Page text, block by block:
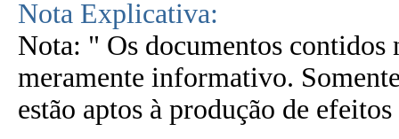
Nota Explicativa:
Nota: " Os documentos contidos
meramente informativo.
estão aptos à produção de